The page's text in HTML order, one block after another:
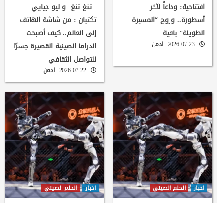
افتتاحية: وداعاً لآخر
أسطورة.. وروح “المسيرة
الطويلة” باقية
ادمن
تنغ تنغ و ليو جيايي
تكتبان : من شاشة الهاتف
إلى العالم.. كيف أصبحت
الدراما الصينية القصيرة جسرًا
للتواصل الثقافي
ادمن
اخبار الحلم الصيني اخبار الحلم الصيني